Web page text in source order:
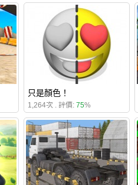
只是顏色！
1,264次 . 評價: 75%